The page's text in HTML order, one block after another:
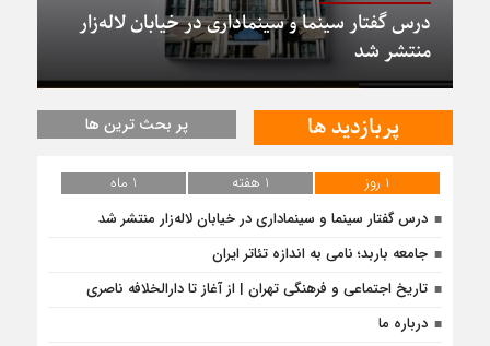
درس گفتار سینما و سینماداری در خیابان لاله‌زار
منتشر شد
پربازدید ها پر بحث ترین ها
1 روز 1 هفته
1 ماه
درس گفتار سینما و سینماداری در خیابان لاله‌زار منتشر شد
جامعه باربد؛ نامی به اندازه تئاتر ایران
تاریخ اجتماعی و فرهنگی تهران | از آغاز تا دارالخلافه ناصری
درباره ما